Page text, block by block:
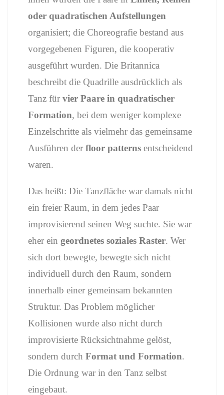
oder quadratischen Aufstellungen
organisiert; die Choreografie bestand aus
vorgegebenen Figuren, die kooperativ
ausgeführt wurden. Die Britannica
beschreibt die Quadrille ausdrücklich als
Tanz für vier Paare in quadratischer
Formation, bei dem weniger komplexe
Einzelschritte als vielmehr das gemeinsame
Ausführen der floor patterns entscheidend
waren.
Das heißt: Die Tanzfläche war damals nicht
ein freier Raum, in dem jedes Paar
improvisierend seinen Weg suchte. Sie war
eher ein geordnetes soziales Raster. Wer
sich dort bewegte, bewegte sich nicht
individuell durch den Raum, sondern
innerhalb einer gemeinsam bekannten
Struktur. Das Problem möglicher
Kollisionen wurde also nicht durch
improvisierte Rücksichtnahme gelöst,
sondern durch Format und Formation.
Die Ordnung war in den Tanz selbst
eingebaut.